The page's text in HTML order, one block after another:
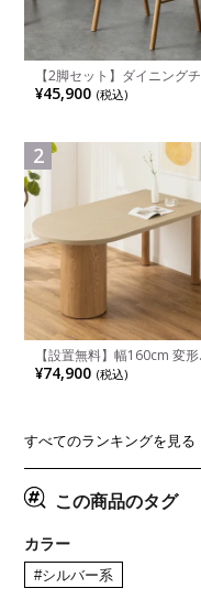
【2脚セット】ダイニングチ
ェア 木製 LUGA 肘付き チェ
ア 天然木 リビング椅子 板座
ュラル ブラウン 完成品
¥45,900 (税込)
2
【設置無料】幅160cm 変形
半円 ダイニングテーブル モ
ルタル風 LENAS コンクリー
リア風 グレージュ
¥74,900 (税込)
すべてのランキングを見る
この商品のタグ
カラー
#シルバー系